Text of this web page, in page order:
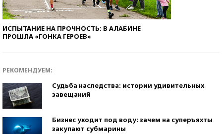
ИСПЫТАНИЕ НА ПРОЧНОСТЬ: В АЛАБИНЕ
ПРОШЛА «ГОНКА ГЕРОЕВ»
РЕКОМЕНДУЕМ:
Судьба наследства: истории удивительных
завещаний
Бизнес уходит под воду: зачем на суперъяхты
закупают субмарины